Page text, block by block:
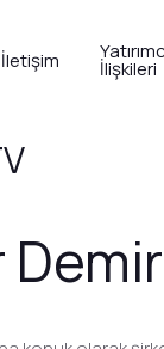
İletişim İlişkileri